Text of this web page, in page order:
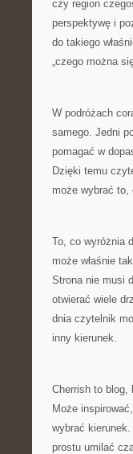
czy region
perspektywę i
do takiego
„czego można
W podróżach
samego. Jedni
pomagać w
Dzięki temu
może wybrać to,
To, co wyróżnia
może właśnie
Strona nie musi
otwierać wiele
dnia czytelnik
inny kierunek.
Cherrish to blog,
Może
wybrać
prostu umilać